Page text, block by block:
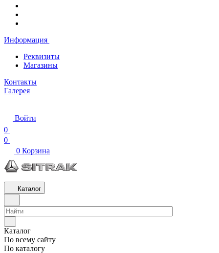
Информация
Реквизиты
Магазины
Контакты
Галерея
Войти
0
0
0 Корзина
Каталог
Каталог
По всему сайту
По каталогу